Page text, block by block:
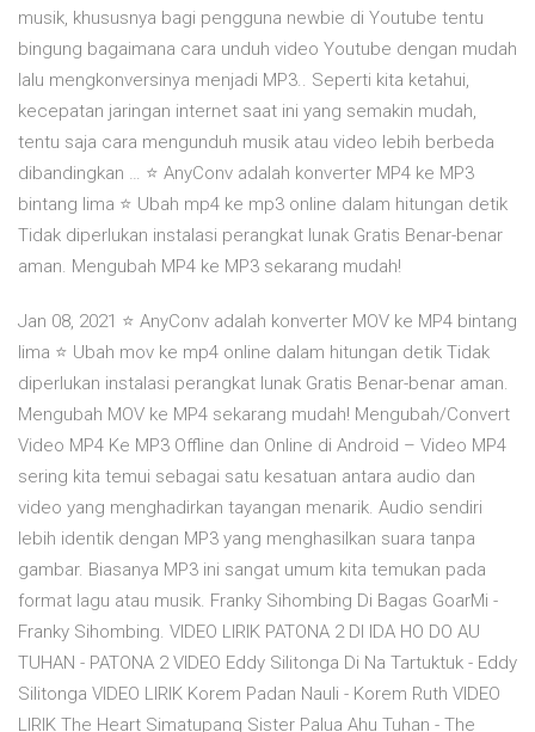
musik, khususnya bagi pengguna newbie di Youtube tentu
bingung bagaimana cara unduh video Youtube dengan mudah
lalu mengkonversinya menjadi MP3.. Seperti kita ketahui,
kecepatan jaringan internet saat ini yang semakin mudah,
tentu saja cara mengunduh musik atau video lebih berbeda
dibandingkan … ⭐ AnyConv adalah konverter MP4 ke MP3
bintang lima ⭐ Ubah mp4 ke mp3 online dalam hitungan detik
Tidak diperlukan instalasi perangkat lunak Gratis Benar-benar
aman. Mengubah MP4 ke MP3 sekarang mudah!
Jan 08, 2021 ⭐ AnyConv adalah konverter MOV ke MP4 bintang
lima ⭐ Ubah mov ke mp4 online dalam hitungan detik Tidak
diperlukan instalasi perangkat lunak Gratis Benar-benar aman.
Mengubah MOV ke MP4 sekarang mudah! Mengubah/Convert
Video MP4 Ke MP3 Offline dan Online di Android – Video MP4
sering kita temui sebagai satu kesatuan antara audio dan
video yang menghadirkan tayangan menarik. Audio sendiri
lebih identik dengan MP3 yang menghasilkan suara tanpa
gambar. Biasanya MP3 ini sangat umum kita temukan pada
format lagu atau musik. Franky Sihombing Di Bagas GoarMi -
Franky Sihombing. VIDEO LIRIK PATONA 2 DI IDA HO DO AU
TUHAN - PATONA 2 VIDEO Eddy Silitonga Di Na Tartuktuk - Eddy
Silitonga VIDEO LIRIK Korem Padan Nauli - Korem Ruth VIDEO
LIRIK The Heart Simatupang Sister Palua Ahu Tuhan - The